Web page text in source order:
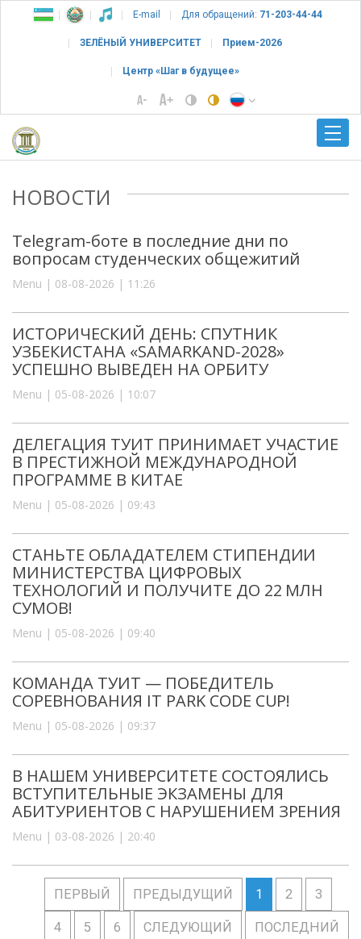
E-mail Для обращений: 71-203-44-44
ЗЕЛЁНЫЙ УНИВЕРСИТЕТ Прием-2026
Центр «Шаг в будущее»
НОВОСТИ
Telegram-боте в последние дни по
вопросам студенческих общежитий
Menu | 08-08-2026 | 11:26
ИСТОРИЧЕСКИЙ ДЕНЬ: СПУТНИК
УЗБЕКИСТАНА «SAMARKAND-2028»
УСПЕШНО ВЫВЕДЕН НА ОРБИТУ
Menu | 05-08-2026 | 10:07
ДЕЛЕГАЦИЯ ТУИТ ПРИНИМАЕТ УЧАСТИЕ
В ПРЕСТИЖНОЙ МЕЖДУНАРОДНОЙ
ПРОГРАММЕ В КИТАЕ
Menu | 05-08-2026 | 09:43
СТАНЬТЕ ОБЛАДАТЕЛЕМ СТИПЕНДИИ
МИНИСТЕРСТВА ЦИФРОВЫХ
ТЕХНОЛОГИЙ И ПОЛУЧИТЕ ДО 22 МЛН
СУМОВ!
Menu | 05-08-2026 | 09:40
КОМАНДА ТУИТ — ПОБЕДИТЕЛЬ
СОРЕВНОВАНИЯ IT PARK CODE CUP!
Menu | 05-08-2026 | 09:37
В НАШЕМ УНИВЕРСИТЕТЕ СОСТОЯЛИСЬ
ВСТУПИТЕЛЬНЫЕ ЭКЗАМЕНЫ ДЛЯ
АБИТУРИЕНТОВ С НАРУШЕНИЕМ ЗРЕНИЯ
Menu | 03-08-2026 | 20:40
ПЕРВЫЙ ПРЕДЫДУЩИЙ 1 2 3
4 5 6 СЛЕДУЮЩИЙ ПОСЛЕДНИЙ